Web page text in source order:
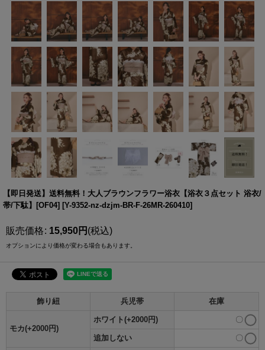
【即日発送】送料無料！大人ブラウンフラワー浴衣【浴衣３点セット 浴衣/
帯/下駄】[OF04] [Y-9352-nz-dzjm-BR-F-26MR-260410]
販売価格: 15,950円 (税込)
オプションにより価格が変わる場合もあります。
飾り紐 兵児帯 在庫
モカ(+2000円)
ホワイト(+2000円) 〇
追加しない 〇